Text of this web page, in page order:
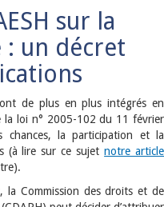
sur la
: un décret
de plus en plus intégrés en
la loi n° 2005-102 du 11 février
la participation et la
(à lire sur ce sujetnotre article
la Commission des droits et de